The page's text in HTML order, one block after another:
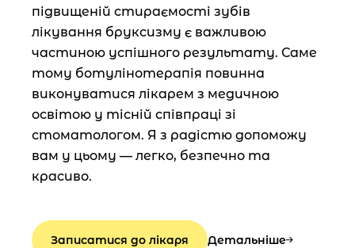
підвищеній стираємості зубів
лікування бруксизму є важливою
частиною успішного результату. Саме
тому ботулінотерапія повинна
виконуватися лікарем з медичною
освітою у тісній співпраці зі
стоматологом. Я з радістю допоможу
вам у цьому — легко, безпечно та
красиво.
Записатися до лікаря Детальніше